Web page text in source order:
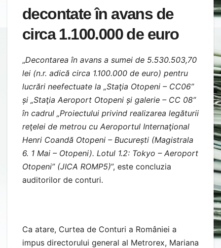
decontate în avans de
circa 1.100.000 de euro
„Decontarea în avans a sumei de 5.530.503,70
lei (n.r. adică circa 1.100.000 de euro) pentru
lucrări neefectuate la „Staţia Otopeni – CC06”
și „Staţia Aeroport Otopeni și galerie – CC 08”
în cadrul „Proiectului privind realizarea legăturii
reţelei de metrou cu Aeroportul Internaţional
Henri Coandă Otopeni – București (Magistrala
6. 1 Mai – Otopeni). Lotul 1.2: Tokyo – Aeroport
Otopeni” (JICA ROMP5)”, este concluzia
auditorilor de conturi.
Ca atare, Curtea de Conturi a României a
impus directorului general al Metrorex, Mariana